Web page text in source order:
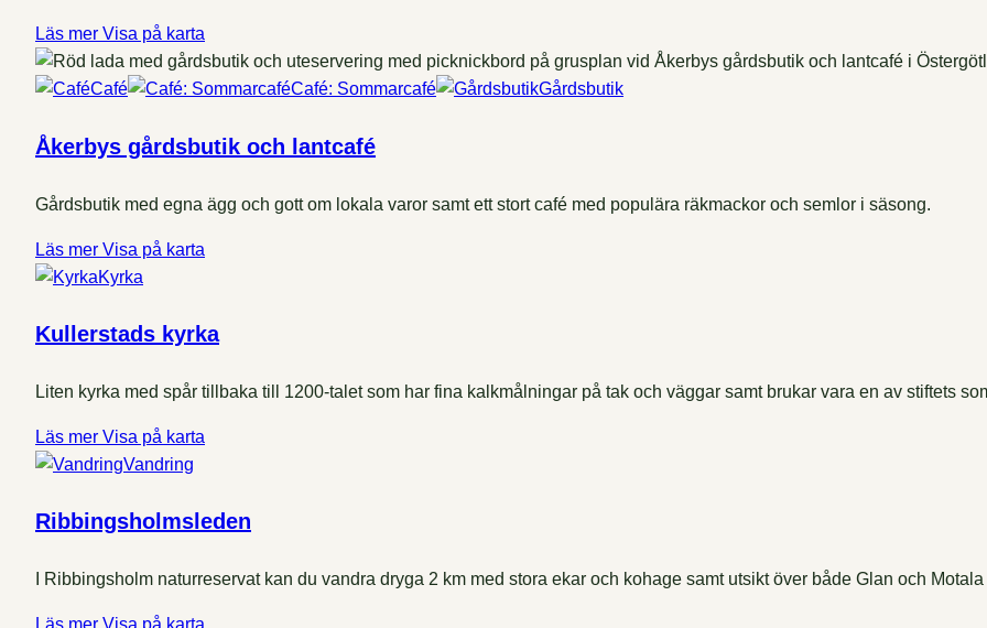
Läs mer Visa på karta
Café Café: Sommarcafé Gårdsbutik
Åkerbys gårdsbutik och lantcafé
Gårdsbutik med egna ägg och gott om lokala varor samt ett stort café med populära räkmackor och semlor i säsong.
Läs mer Visa på karta
Kyrka
Kullerstads kyrka
Liten kyrka med spår tillbaka till 1200-talet som har fina kalkmålningar på tak och väggar samt brukar vara en av stiftets
Läs mer Visa på karta
Vandring
Ribbingsholmsleden
I Ribbingsholm naturreservat kan du vandra dryga 2 km med stora ekar och kohage samt utsikt över både Glan och Motala
Läs mer Visa på karta